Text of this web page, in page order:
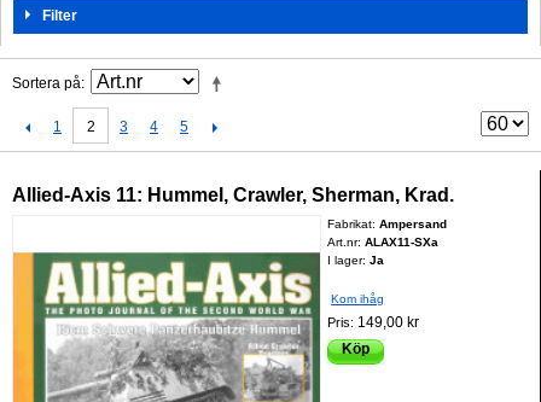
Filter
Sortera på
1 2 3 4 5
Allied-Axis 11: Hummel, Crawler, Sherman, Krad.
Fabrikat:Ampersand
Art.nr:ALAX11-SXa
I lager: Ja
Kom ihåg
Pris: 149,00 kr
Köp